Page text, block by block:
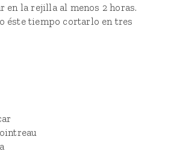
en la rejilla al menos 2 horas.
éste tiempo cortarlo en tres